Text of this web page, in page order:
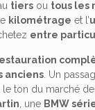
tiers ou tous les
kilométrage et l’
entre
anciens . Un
le ton du marché
, une BMW